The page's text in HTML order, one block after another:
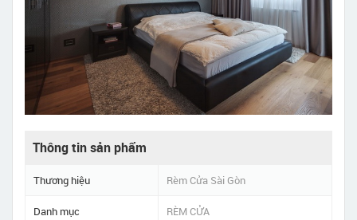
Thông tin sản phẩm
Thương hiệu Rèm Cửa Sài Gòn
Danh mục RÈM CỬA